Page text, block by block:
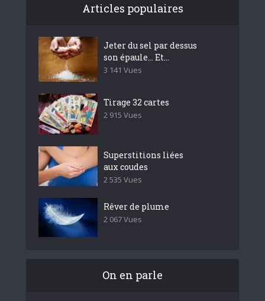
Articles populaires
Jeter du sel par dessus
son épaule… Et...
3 141 Vues
Tirage 32 cartes
2 915 Vues
Superstitions liées
aux coudes
2 535 Vues
Rêver de plume
2 067 Vues
On en parle